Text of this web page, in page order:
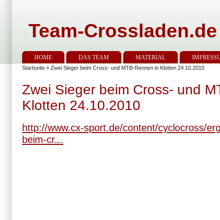
Team-Crossladen.de
HOME DAS TEAM MATERIAL
Startseite » Zwei Sieger beim Cross- und MTB-Rennen in Klotten 24.10.2010
Zwei Sieger beim Cross- und
Klotten 24.10.2010
http://www.cx-sport.de/content/cyclocross/
beim-cr...